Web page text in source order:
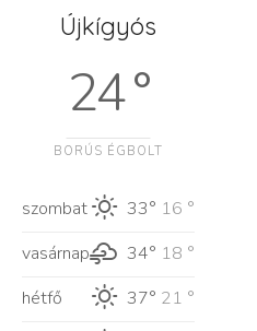
Újkígyós
24 °
BORÚS ÉGBOLT
szombat 33° 16 °
vasárnap
34° 18 °
hétfő
37° 21 °